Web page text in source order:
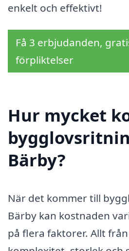
enkelt och effektivt!
Få 3 erbjudanden,
förpliktelser
Hur mycket
Bärby?
När det kommer till
Bärby kan kostnaden
på flera faktorer. Allt